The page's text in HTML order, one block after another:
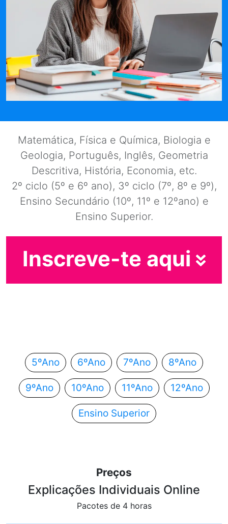
Matemática, Física e Química, Biologia e
Geologia, Português, Inglês, Geometria
Descritiva, História, Economia, etc.
2º ciclo (5º e 6º ano), 3º ciclo (7º, 8º e 9º),
Ensino Secundário (10º, 11º e 12ºano) e
Ensino Superior.
Inscreve-te aqui
5ºAno 6ºAno 7ºAno 8ºAno
9ºAno 10ºAno 11ºAno 12ºAno
Ensino Superior
Preços
Explicações Individuais Online
Pacotes de 4 horas